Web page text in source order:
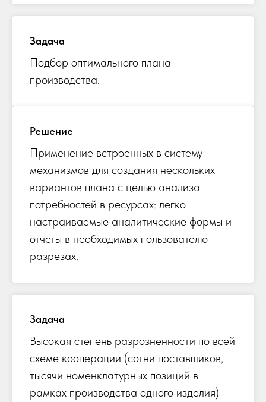
Задача
Подбор оптимального плана
производства.
Решение
Применение встроенных в систему
механизмов для создания нескольких
вариантов плана с целью анализа
потребностей в ресурсах: легко
настраиваемые аналитические формы и
отчеты в необходимых пользователю
разрезах.
Задача
Высокая степень разрозненности по всей
схеме кооперации (сотни поставщиков,
тысячи номенклатурных позиций в
рамках производства одного изделия)